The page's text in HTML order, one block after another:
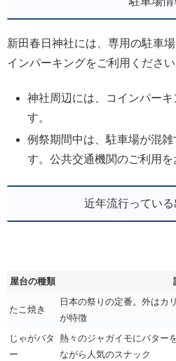
新田春日神社には、専用の駐車
インパーキングをご利用ください
神社周辺には、コインパー
す。
例祭期間中は、駐車場が混
す。公共交通機関のご利用を
近年流行ってい
屋台の種類
たこ焼き
日本の祭りの定番。外はカ
が特徴
じゃがバタ
ー
熱々のジャガイモにバター
ながら人気のスナック